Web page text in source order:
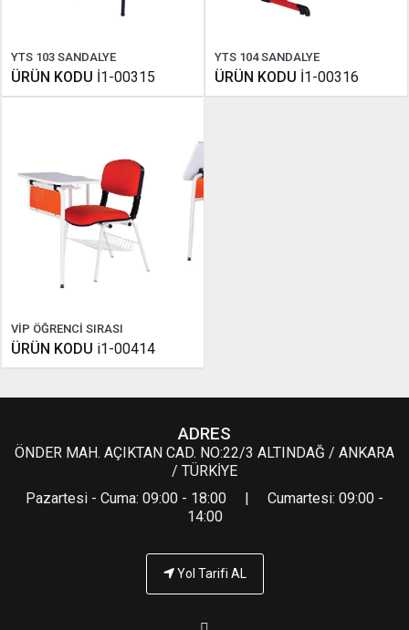
YTS 103 SANDALYE
ÜRÜN KODU İ1-00315
YTS 104 SANDALYE
ÜRÜN KODU İ1-00316
VİP ÖĞRENCİ SIRASI
ÜRÜN KODU i1-00414
ADRES
ÖNDER MAH. AÇIKTAN CAD. NO:22/3 ALTINDAĞ / ANKARA
/ TÜRKİYE
Pazartesi - Cuma: 09:00 - 18:00 | Cumartesi: 09:00 -
14:00
Yol Tarifi AL